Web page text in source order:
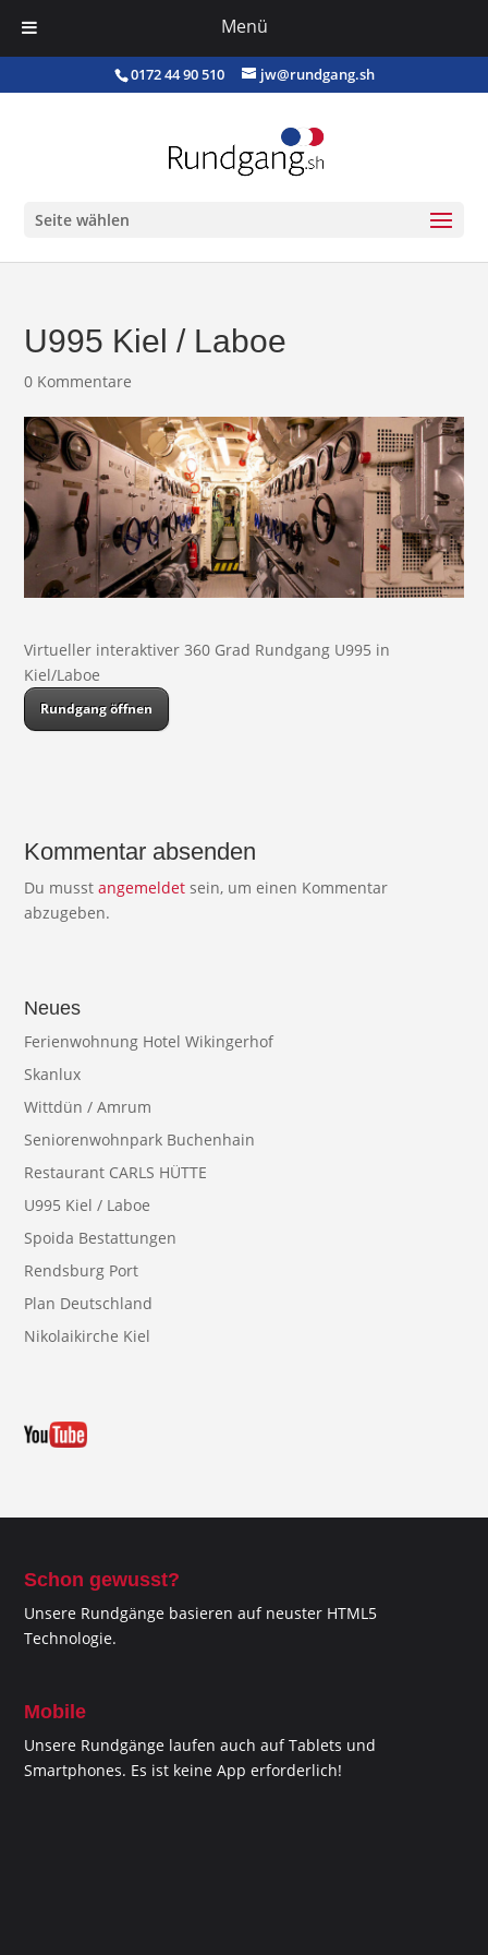
0172 44 90 510 jw@rundgang.sh
Seite wählen
U995 Kiel / Laboe
0 Kommentare
Virtueller interaktiver 360 Grad Rundgang U995 in
Kiel/Laboe
Rundgang öffnen
Kommentar absenden
Du musstangemeldet sein, um einen Kommentar
abzugeben.
Neues
Ferienwohnung Hotel Wikingerhof
Skanlux
Wittdün / Amrum
Seniorenwohnpark Buchenhain
Restaurant CARLS HÜTTE
U995 Kiel / Laboe
Spoida Bestattungen
Rendsburg Port
Plan Deutschland
Nikolaikirche Kiel
Schon gewusst?
Unsere Rundgänge basieren auf neuster HTML5
Technologie.
Mobile
Unsere Rundgänge laufen auch auf Tablets und
Smartphones. Es ist keine App erforderlich!
Menü